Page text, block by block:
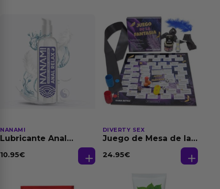
NANAMI
Lubricante Anal
Dilatación Base Agua
10.95€
DIVERTY SEX
Juego de Mesa de las
24.95€